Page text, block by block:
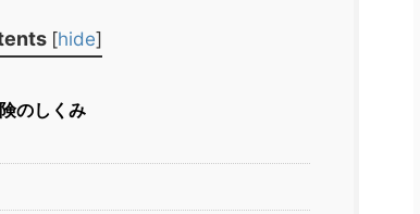
[hide]
のしくみ